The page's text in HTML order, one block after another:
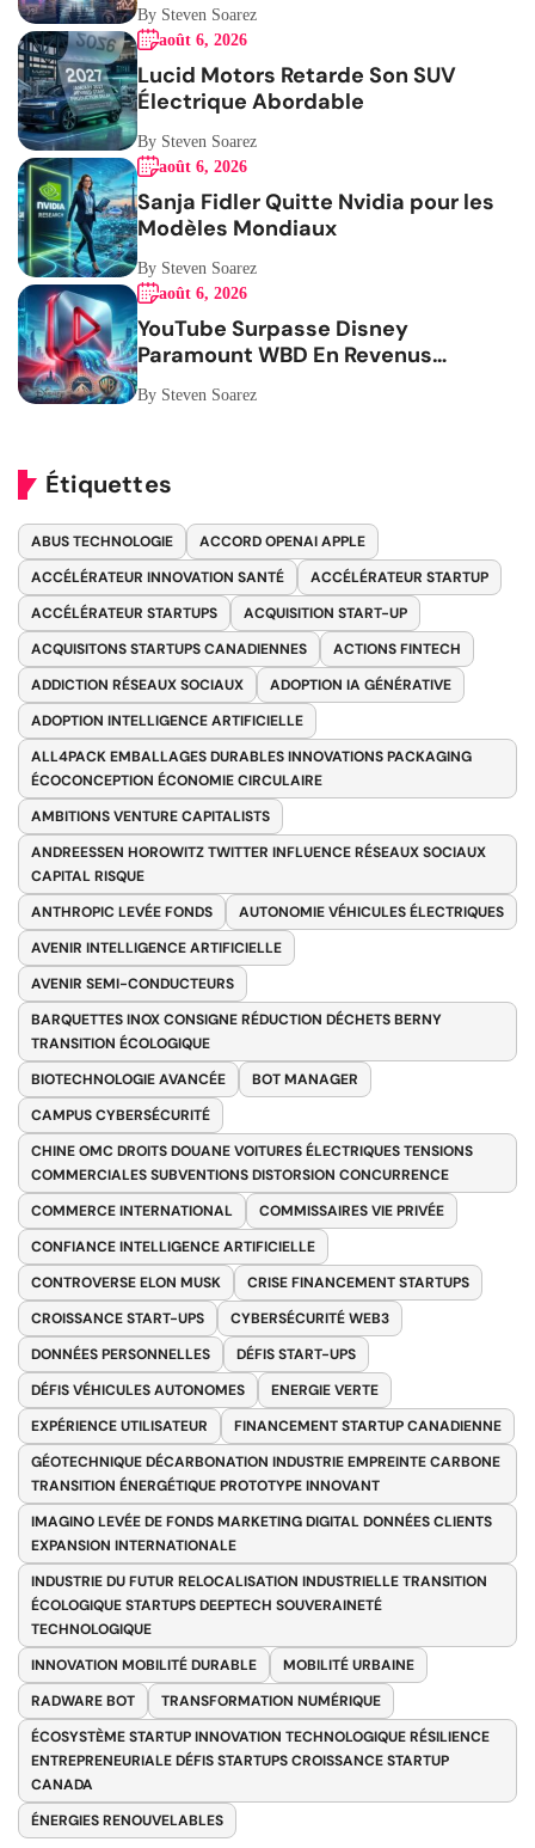
By Steven Soarez
août 6, 2026
Lucid Motors Retarde Son SUV
Électrique Abordable
By Steven Soarez
août 6, 2026
Sanja Fidler Quitte Nvidia pour les
Modèles Mondiaux
By Steven Soarez
août 6, 2026
YouTube Surpasse Disney
Paramount WBD En Revenus
Publicitaires
By Steven Soarez
Étiquettes
ABUS TECHNOLOGIE
ACCORD OPENAI APPLE
ACCÉLÉRATEUR INNOVATION SANTÉ
ACCÉLÉRATEUR STARTUP
ACCÉLÉRATEUR STARTUPS
ACQUISITION START-UP
ACQUISITONS STARTUPS CANADIENNES
ACTIONS FINTECH
ADDICTION RÉSEAUX SOCIAUX
ADOPTION IA GÉNÉRATIVE
ADOPTION INTELLIGENCE ARTIFICIELLE
ALL4PACK EMBALLAGES DURABLES INNOVATIONS PACKAGING
ÉCOCONCEPTION ÉCONOMIE CIRCULAIRE
AMBITIONS VENTURE CAPITALISTS
ANDREESSEN HOROWITZ TWITTER INFLUENCE RÉSEAUX SOCIAUX
CAPITAL RISQUE
ANTHROPIC LEVÉE FONDS
AUTONOMIE VÉHICULES ÉLECTRIQUES
AVENIR INTELLIGENCE ARTIFICIELLE
AVENIR SEMI-CONDUCTEURS
BARQUETTES INOX CONSIGNE RÉDUCTION DÉCHETS BERNY
TRANSITION ÉCOLOGIQUE
BIOTECHNOLOGIE AVANCÉE
BOT MANAGER
CAMPUS CYBERSÉCURITÉ
CHINE OMC DROITS DOUANE VOITURES ÉLECTRIQUES TENSIONS
COMMERCIALES SUBVENTIONS DISTORSION CONCURRENCE
COMMERCE INTERNATIONAL
COMMISSAIRES VIE PRIVÉE
CONFIANCE INTELLIGENCE ARTIFICIELLE
CONTROVERSE ELON MUSK
CRISE FINANCEMENT STARTUPS
CROISSANCE START-UPS
CYBERSÉCURITÉ WEB3
DONNÉES PERSONNELLES
DÉFIS START-UPS
DÉFIS VÉHICULES AUTONOMES
ENERGIE VERTE
EXPÉRIENCE UTILISATEUR
FINANCEMENT STARTUP CANADIENNE
GÉOTECHNIQUE DÉCARBONATION INDUSTRIE EMPREINTE CARBONE
TRANSITION ÉNERGÉTIQUE PROTOTYPE INNOVANT
IMAGINO LEVÉE DE FONDS MARKETING DIGITAL DONNÉES CLIENTS
EXPANSION INTERNATIONALE
INDUSTRIE DU FUTUR RELOCALISATION INDUSTRIELLE TRANSITION
ÉCOLOGIQUE STARTUPS DEEPTECH SOUVERAINETÉ
TECHNOLOGIQUE
INNOVATION MOBILITÉ DURABLE
MOBILITÉ URBAINE
RADWARE BOT
TRANSFORMATION NUMÉRIQUE
ÉCOSYSTÈME STARTUP INNOVATION TECHNOLOGIQUE RÉSILIENCE
ENTREPRENEURIALE DÉFIS STARTUPS CROISSANCE STARTUP
CANADA
ÉNERGIES RENOUVELABLES